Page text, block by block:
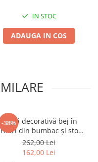
IN STOC
ADAUGA IN COS
-38%
Pernă decorativă bej în
din bumbac și stofă
50 x 70 cm
262,00 Lei
162,00 Lei